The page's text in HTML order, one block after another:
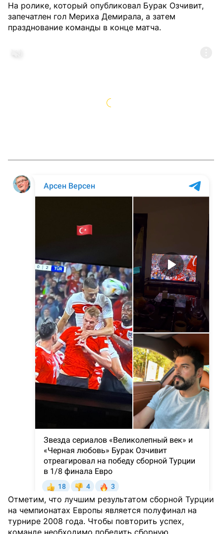
На ролике, который опубликовал Бурак Озчивит,
запечатлен гол Мериха Демирала, а затем
празднование команды в конце матча.
Отметим, что лучшим результатом сборной Турции
на чемпионатах Европы является полуфинал на
турнире 2008 года. Чтобы повторить успех,
команде необходимо победить сборную